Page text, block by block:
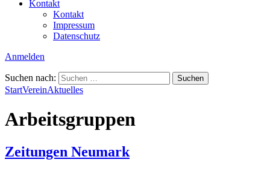
Kontakt
Kontakt
Impressum
Datenschutz
Anmelden
Suchen nach:
StartVereinAktuelles
Arbeitsgruppen
Zeitungen Neumark